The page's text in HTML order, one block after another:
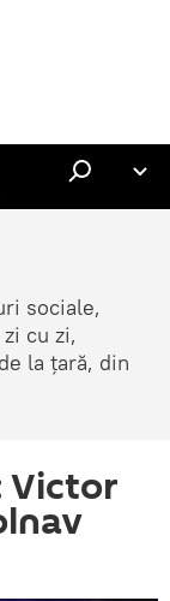
sociale,
cu zi,
la țară, din
Victor